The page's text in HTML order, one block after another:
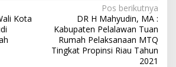
Kota
Pos berikutnya
DR H Mahyudin, MA :
Kabupaten Pelalawan Tuan
Rumah Pelaksanaan MTQ
Tingkat Propinsi Riau Tahun
2021